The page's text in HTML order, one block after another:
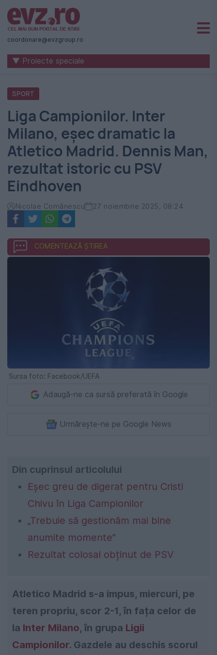
Știri
naționale
internaționale
România
-
Evenimentul
Zilei
coordonare@evzgroup.ro
▼ Proiecte speciale
SPORT
Liga Campionilor. Inter
Milano, eșec dramatic la
Atletico Madrid. Dennis Man,
rezultat istoric cu PSV
Eindhoven
Nicolae Comănescu 27 noiembrie 2025, 08:24
COMENTEAZĂ ȘTIREA
Sursa foto: Facebook/UEFA
Adaugă-ne ca sursă preferată în Google
Urmărește-ne pe Google News
Din cuprinsul articolului
Eșec greu de digerat pentru Cristi
Chivu în Liga Campionilor
„Trebuie să gestionăm mai bine
anumite momente”
Rezultat colosal obținut de PSV
Atletico Madrid s-a impus, miercuri, pe
teren propriu, scor 2-1, în fața celor de
la Inter Milano, în grupa Ligii
Campionilor. Gazdele au deschis scorul